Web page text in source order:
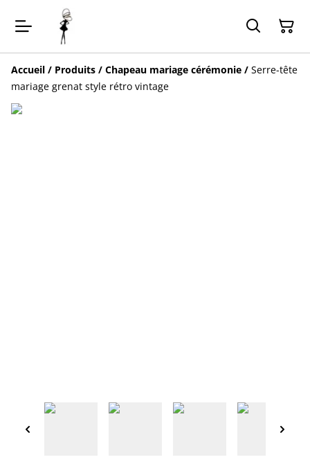
Accueil / Produits / Chapeau mariage cérémonie / Serre-tête
mariage grenat style rétro vintage